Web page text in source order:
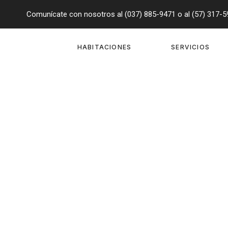
Comunícate con nosotros al (037) 885-9471 o al (57) 317-
HABITACIONES SERVICIOS